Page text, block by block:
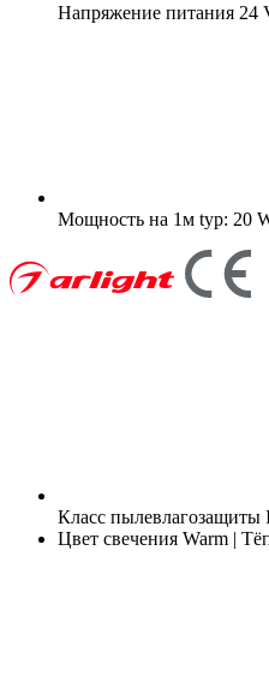
Напряжение питания 24
Мощность на 1м typ: 20
Класс пылевлагозащиты
Цвет свечения Warm |